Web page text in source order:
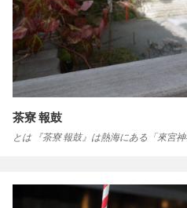
茶寮 報鼓
とは 『茶寮 報鼓』は熱海にある「來宮